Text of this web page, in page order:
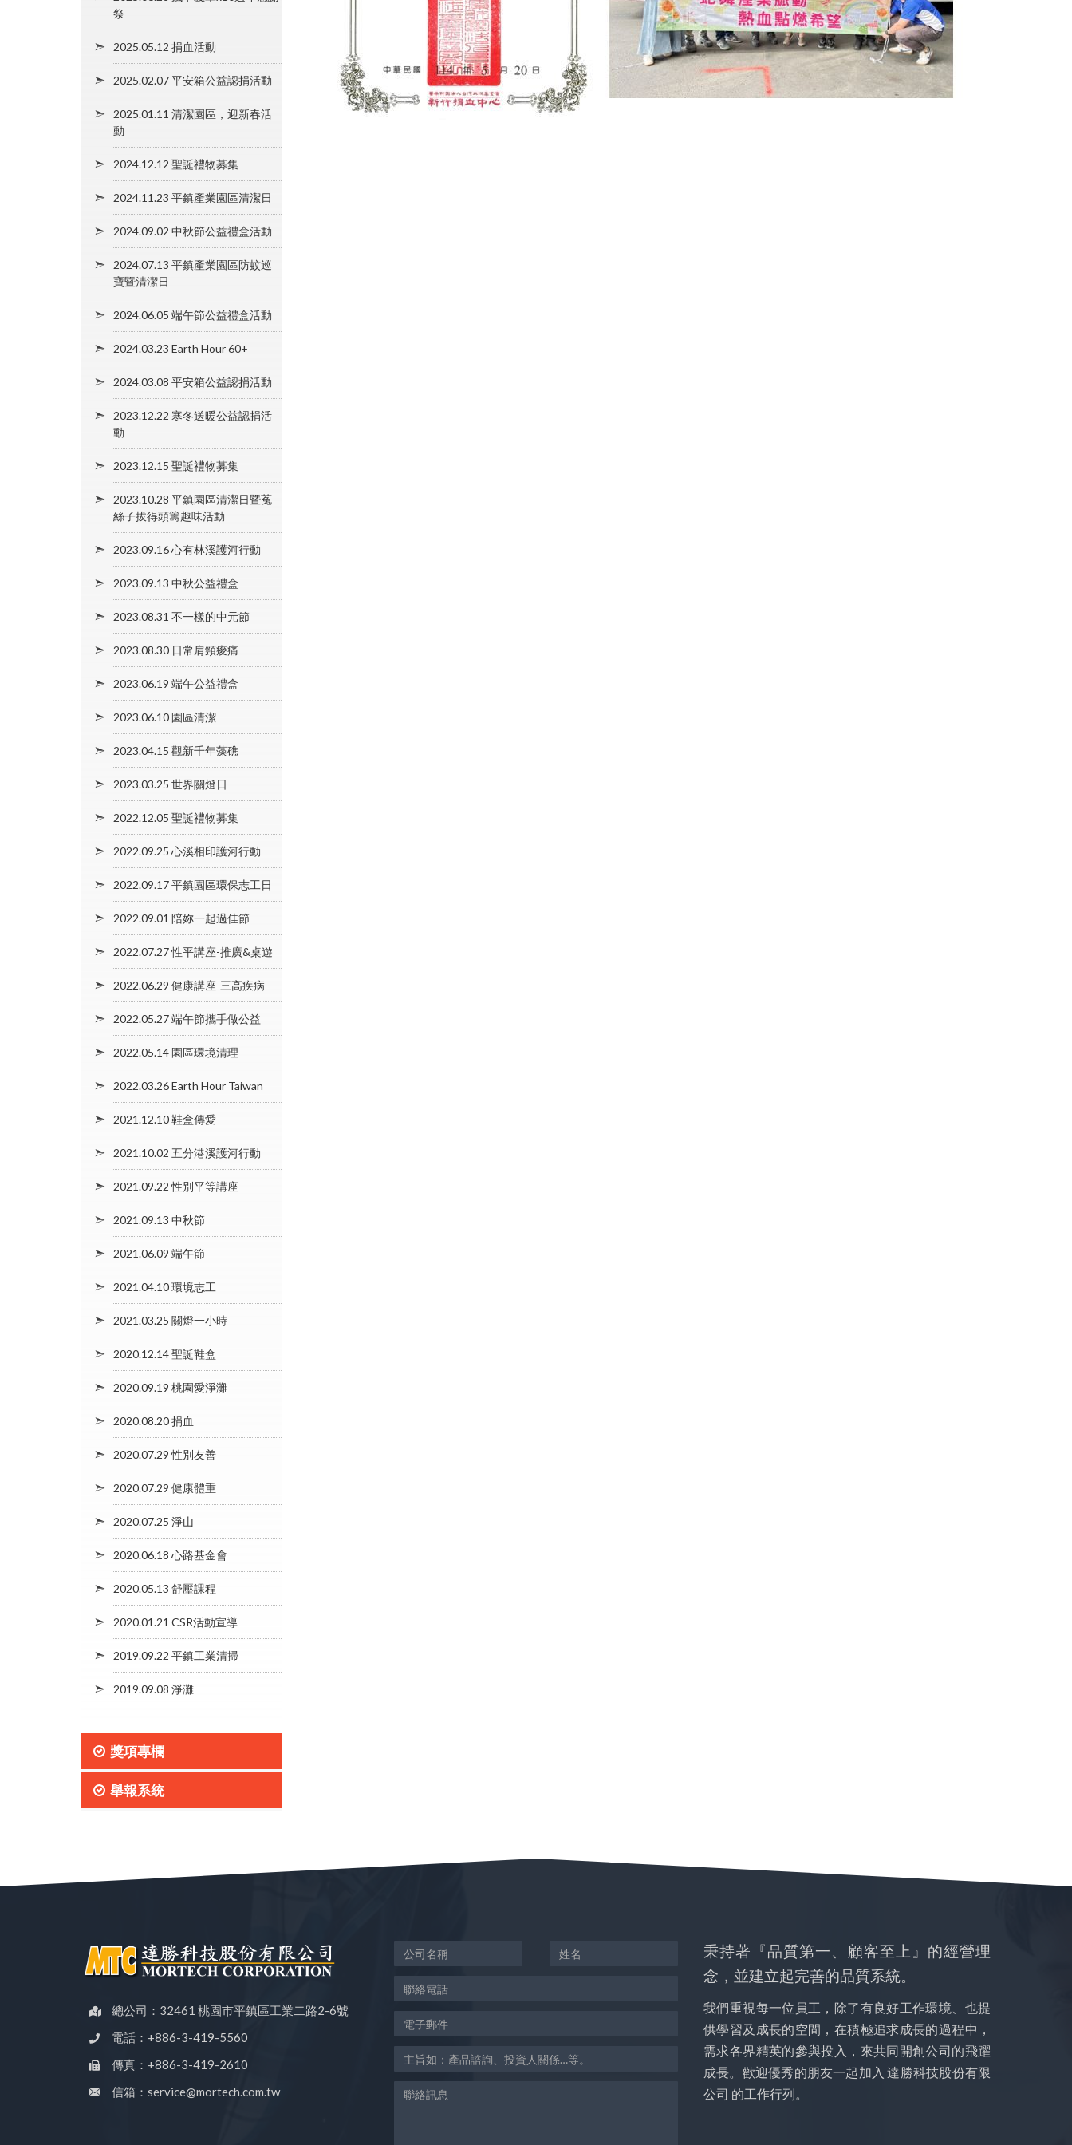
祭
2025.05.12 捐血活動
2025.02.07 平安箱公益認捐活動
2025.01.11 清潔園區，迎新春活
動
2024.12.12 聖誕禮物募集
2024.11.23 平鎮產業園區清潔日
2024.09.02 中秋節公益禮盒活動
2024.07.13 平鎮產業園區防蚊巡
寶暨清潔日
2024.06.05 端午節公益禮盒活動
2024.03.23 Earth Hour 60+
2024.03.08 平安箱公益認捐活動
2023.12.22 寒冬送暖公益認捐活
動
2023.12.15 聖誕禮物募集
2023.10.28 平鎮園區清潔日暨菟
絲子拔得頭籌趣味活動
2023.09.16 心有林溪護河行動
2023.09.13 中秋公益禮盒
2023.08.31 不一樣的中元節
2023.08.30 日常肩頸痠痛
2023.06.19 端午公益禮盒
2023.06.10 園區清潔
2023.04.15 觀新千年藻礁
2023.03.25 世界關燈日
2022.12.05 聖誕禮物募集
2022.09.25 心溪相印護河行動
2022.09.17 平鎮園區環保志工日
2022.09.01 陪妳一起過佳節
2022.07.27 性平講座-推廣&桌遊
2022.06.29 健康講座-三高疾病
2022.05.27 端午節攜手做公益
2022.05.14 園區環境清理
2022.03.26 Earth Hour Taiwan
2021.12.10 鞋盒傳愛
2021.10.02 五分港溪護河行動
2021.09.22 性別平等講座
2021.09.13 中秋節
2021.06.09 端午節
2021.04.10 環境志工
2021.03.25 關燈一小時
2020.12.14 聖誕鞋盒
2020.09.19 桃園愛淨灘
2020.08.20 捐血
2020.07.29 性別友善
2020.07.29 健康體重
2020.07.25 淨山
2020.06.18 心路基金會
2020.05.13 舒壓課程
2020.01.21 CSR活動宣導
2019.09.22 平鎮工業清掃
2019.09.08 淨灘
獎項專欄
舉報系統
總公司：32461 桃園市平鎮區工業二路2-6號
電話：+886-3-419-5560
傳真：+886-3-419-2610
信箱：service@mortech.com.tw
秉持著『品質第一、顧客至上』的經營理
念，並建立起完善的品質系統。
我們重視每一位員工，除了有良好工作環境、也提
供學習及成長的空間，在積極追求成長的過程中，
需求各界精英的參與投入，來共同開創公司的飛躍
成長。歡迎優秀的朋友一起加入 達勝科技股份有限
公司 的工作行列。